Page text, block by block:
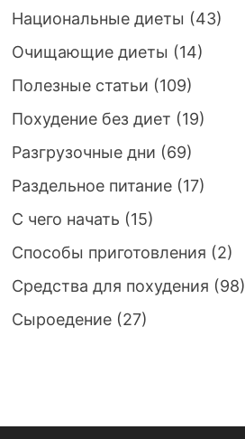
Национальные диеты (43)
Очищающие диеты (14)
Полезные статьи (109)
Похудение без диет (19)
Разгрузочные дни (69)
Раздельное питание(17)
С чего начать (15)
Способы приготовления (2)
Средства для похудения (98)
Сыроедение(27)